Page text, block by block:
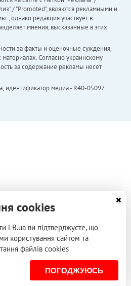
/ "Promoted", являются рекламными и
, однако редакция участвует в
мнения, высказанные в этих
за факты и оценочные суждения,
Согласно украинскому
за содержание рекламы несет
идентификатор медиа - R40-05097
cookies
LB.ua ви підтверджуєте, що
користування сайтом та
файлів cookies
ПОГОДЖУЮСЬ